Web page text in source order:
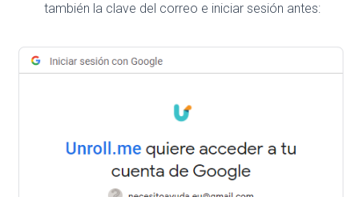
también la clave del correo e iniciar sesión antes: